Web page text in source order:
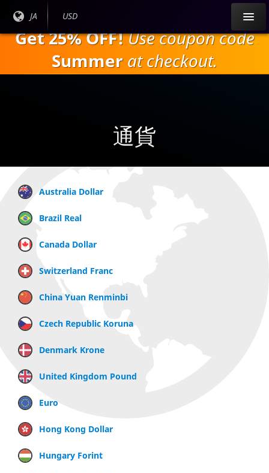
へ
キ
現在
語：
JA
現在の
USD
Get 25% OFF!Use coupon code
Summer at checkout.
通貨
Australia Dollar
Brazil Real
Canada Dollar
Switzerland Franc
China Yuan Renminbi
Czech Republic Koruna
Denmark Krone
United Kingdom Pound
Euro
Hong Kong Dollar
Hungary Forint